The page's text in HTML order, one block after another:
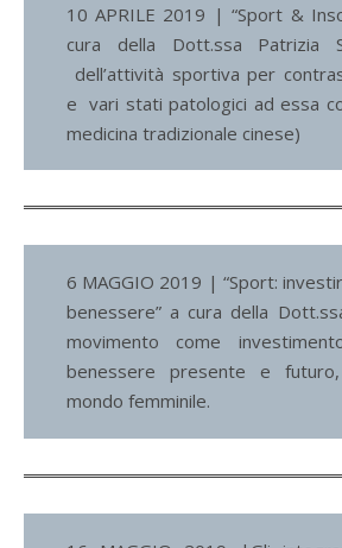
10 APRILE 2019 | “Sport &
cura della Dott.ssa Patrizia
dell’attività sportiva per
e vari stati patologici ad essa
medicina tradizionale cinese)
6 MAGGIO 2019 | “Sport:
benessere” a cura della
movimento come
benessere presente e
mondo femminile.